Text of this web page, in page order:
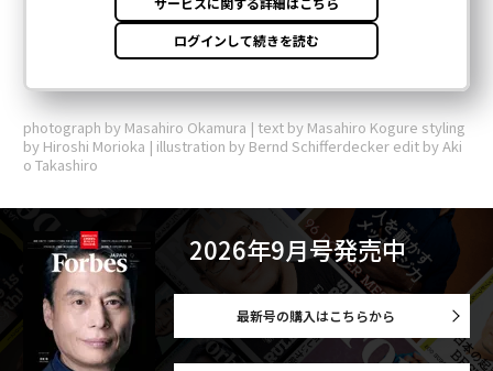
photograph by Masahiro Okamura | text by Masahiro Kogure styling
by Hiroshi Morioka | illustration by Bernd Schifferdecker edit by Aki
o Takashiro
2026年9月号発売中
最新号の購入はこちらから